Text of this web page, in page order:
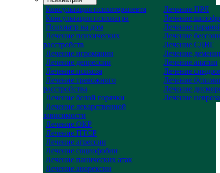
Консультация психотерапевта
Консультация психиатра
Психиатр на дом
Лечение психических
расстройств
Лечение игромании
Лечение депрессии
Лечение психоза
Лечение тревожного
расстройства
Лечение белой горячки
Лечение лекарственной
зависимости
Лечение ОКР
Лечение ПТСР
Лечение агрессии
Лечение социофобии
Лечение панических атак
Лечение анорексии
Лечение ПРЛ
Лечение
Лечение
Лечение
Лечение СДВГ
Лечение
Лечение апатии
Лечение
Лечение
Лечение
Лечение невроза